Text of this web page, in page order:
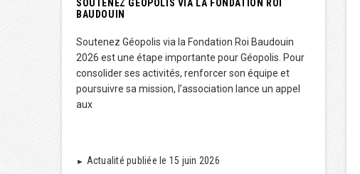
SOUTENEZ GÉOPOLIS VIA LA FONDATION ROI
BAUDOUIN
Soutenez Géopolis via la Fondation Roi Baudouin
2026 est une étape importante pour Géopolis. Pour
consolider ses activités, renforcer son équipe et
poursuivre sa mission, l’association lance un appel
aux
► Actualité publiée le 15 juin 2026